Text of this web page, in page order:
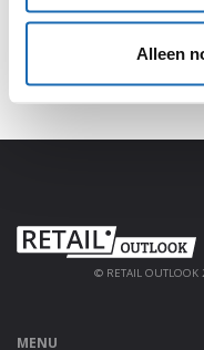
Alleen
© RETAIL OUTLOOK
MENU